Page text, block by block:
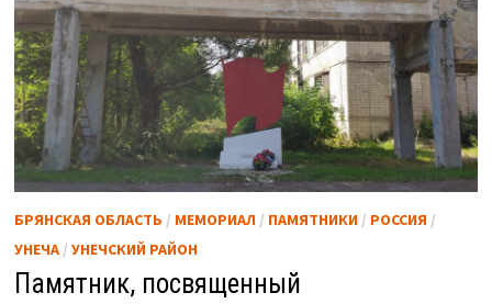
БРЯНСКАЯ ОБЛАСТЬ / МЕМОРИАЛ/ ПАМЯТНИКИ/ РОССИЯ /
УНЕЧА/ УНЕЧСКИЙ РАЙОН
Памятник, посвященный